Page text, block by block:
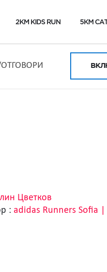
2KM KIDS RUN 5KM
Цветков
: adidas Runners Sofia |